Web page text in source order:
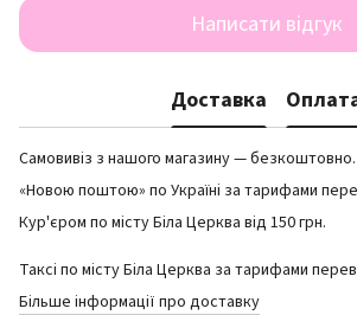
Написати відгук
Доставка
Самовивіз з нашого магазину — безкоштовно.
«Новою поштою» по Україні за тарифами
Кур'єром по місту Біла Церква від 150 грн.
Таксі по місту Біла Церква за тарифами
Більше інформації про доставку